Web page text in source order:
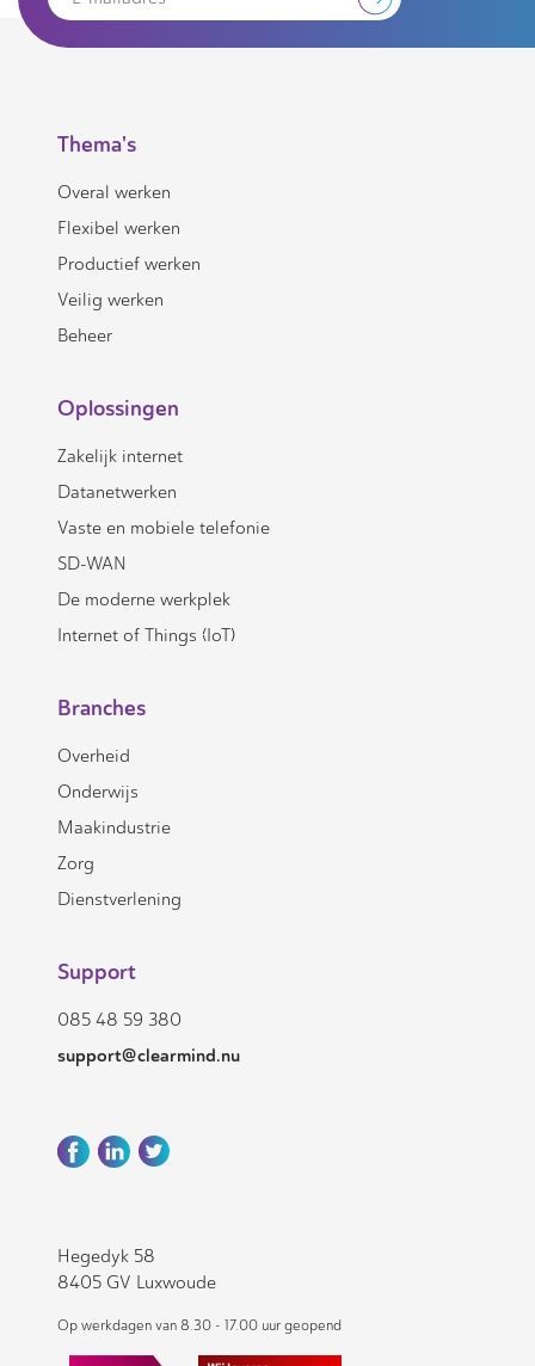
Thema's
Overal werken
Flexibel werken
Productief werken
Veilig werken
Beheer
Oplossingen
Zakelijk internet
Datanetwerken
Vaste en mobiele telefonie
SD-WAN
De moderne werkplek
Internet of Things (IoT)
Branches
Overheid
Onderwijs
Maakindustrie
Zorg
Dienstverlening
Support
085 48 59 380
support@clearmind.nu
Hegedyk 58
8405 GV Luxwoude
Op werkdagen van 8.30 - 17.00 uur geopend